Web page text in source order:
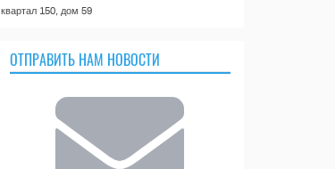
квартал 150, дом 59
ОТПРАВИТЬ НАМ НОВОСТИ